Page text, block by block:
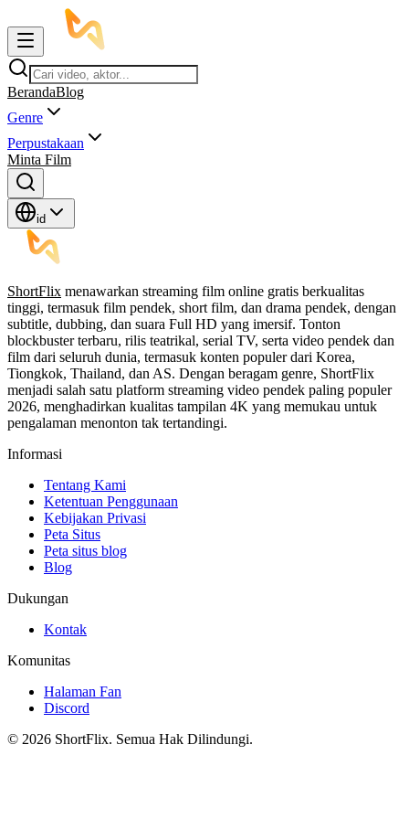
BerandaBlog
Genre
Perpustakaan
Minta Film
id
ShortFlix menawarkan streaming film online gratis berkualitas
tinggi, termasuk film pendek, short film, dan drama pendek, dengan
subtitle, dubbing, dan suara Full HD yang imersif. Tonton
blockbuster terbaru, rilis teatrikal, serial TV, serta video pendek dan
film dari seluruh dunia, termasuk konten populer dari Korea,
Tiongkok, Thailand, dan AS. Dengan beragam genre, ShortFlix
menjadi salah satu platform streaming video pendek paling populer
2026, menghadirkan kualitas tampilan 4K yang memukau untuk
pengalaman menonton tak tertandingi.
Informasi
Tentang Kami
Ketentuan Penggunaan
Kebijakan Privasi
Peta Situs
Peta situs blog
Blog
Dukungan
Kontak
Komunitas
Halaman Fan
Discord
© 2026 ShortFlix. Semua Hak Dilindungi.